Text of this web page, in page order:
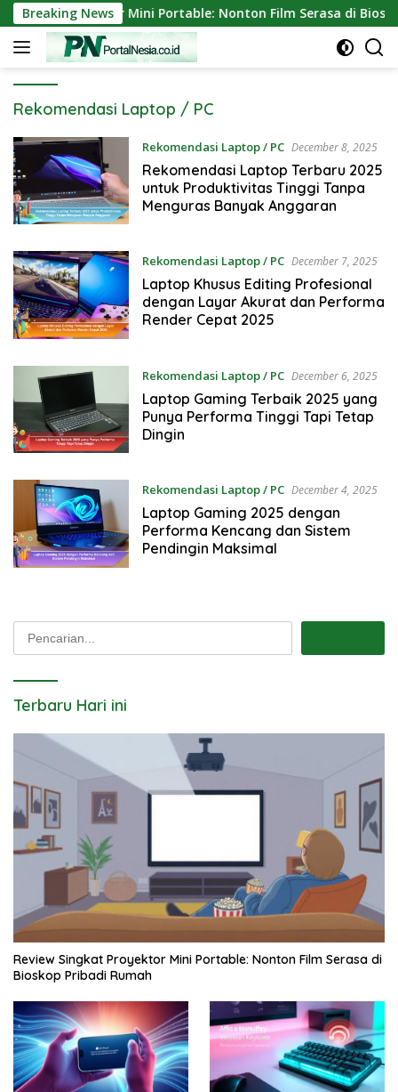
Skip
to
content
Breaking News
Proyektor Mini Portable: Nonton Film Serasa di Bioskop
Rekomendasi Laptop / PC
Rekomendasi Laptop / PC December 8, 2025
Rekomendasi Laptop Terbaru 2025
untuk Produktivitas Tinggi Tanpa
Menguras Banyak Anggaran
Rekomendasi Laptop / PC December 7, 2025
Laptop Khusus Editing Profesional
dengan Layar Akurat dan Performa
Render Cepat 2025
Rekomendasi Laptop / PC December 6, 2025
Laptop Gaming Terbaik 2025 yang
Punya Performa Tinggi Tapi Tetap
Dingin
Rekomendasi Laptop / PC December 4, 2025
Laptop Gaming 2025 dengan
Performa Kencang dan Sistem
Pendingin Maksimal
Pencarian
Terbaru Hari ini
Review Singkat Proyektor Mini Portable: Nonton Film Serasa di
Bioskop Pribadi Rumah